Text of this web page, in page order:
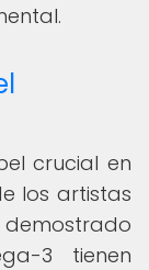
crucial en
los artistas
demostrado
3 tienen